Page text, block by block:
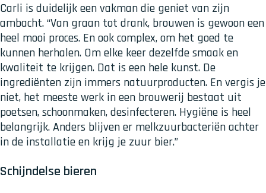
Carli is duidelijk een vakman die geniet van zijn
ambacht. “Van graan tot drank, brouwen is gewoon een
heel mooi proces. En ook complex, om het goed te
kunnen herhalen. Om elke keer dezelfde smaak en
kwaliteit te krijgen. Dat is een hele kunst. De
ingrediënten zijn immers natuurproducten. En vergis je
niet, het meeste werk in een brouwerij bestaat uit
poetsen, schoonmaken, desinfecteren. Hygiëne is heel
belangrijk. Anders blijven er melkzuurbacteriën achter
in de installatie en krijg je zuur bier.”
Schijndelse bieren